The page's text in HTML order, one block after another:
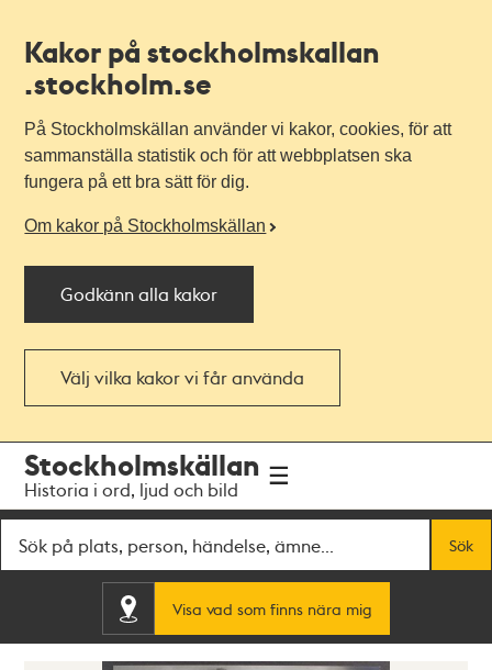
Kakor på stockholmskallan
.stockholm.se
På Stockholmskällan använder vi kakor, cookies, för att
sammanställa statistik och för att webbplatsen ska
fungera på ett bra sätt för dig.
Om kakor på Stockholmskällan
Godkänn alla kakor
Välj vilka kakor vi får använda
navigationen
huvudinnehållet
Stockholmskällan
Historia i ord, ljud och bild
Sök
Visa vad som finns nära mig